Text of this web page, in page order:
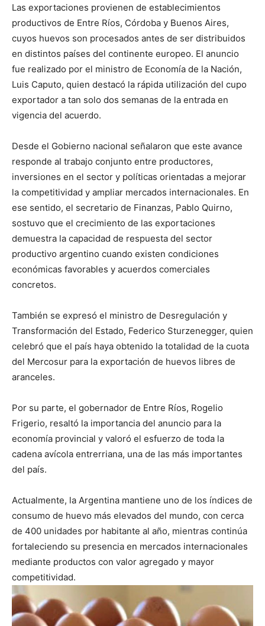
Las exportaciones provienen de establecimientos
productivos de Entre Ríos, Córdoba y Buenos Aires,
cuyos huevos son procesados antes de ser distribuidos
en distintos países del continente europeo. El anuncio
fue realizado por el ministro de Economía de la Nación,
Luis Caputo, quien destacó la rápida utilización del cupo
exportador a tan solo dos semanas de la entrada en
vigencia del acuerdo.
Desde el Gobierno nacional señalaron que este avance
responde al trabajo conjunto entre productores,
inversiones en el sector y políticas orientadas a mejorar
la competitividad y ampliar mercados internacionales. En
ese sentido, el secretario de Finanzas, Pablo Quirno,
sostuvo que el crecimiento de las exportaciones
demuestra la capacidad de respuesta del sector
productivo argentino cuando existen condiciones
económicas favorables y acuerdos comerciales
concretos.
También se expresó el ministro de Desregulación y
Transformación del Estado, Federico Sturzenegger, quien
celebró que el país haya obtenido la totalidad de la cuota
del Mercosur para la exportación de huevos libres de
aranceles.
Por su parte, el gobernador de Entre Ríos, Rogelio
Frigerio, resaltó la importancia del anuncio para la
economía provincial y valoró el esfuerzo de toda la
cadena avícola entrerriana, una de las más importantes
del país.
Actualmente, la Argentina mantiene uno de los índices de
consumo de huevo más elevados del mundo, con cerca
de 400 unidades por habitante al año, mientras continúa
fortaleciendo su presencia en mercados internacionales
mediante productos con valor agregado y mayor
competitividad.